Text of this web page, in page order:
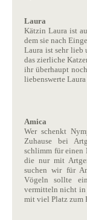
Laura
Kätzin Laura ist
dem sie nach
Laura ist sehr lieb
das zierliche
ihr überhaupt
liebenswerte
Amica
Wer schenkt
Zuhause bei
schlimm für einen
die nur mit
suchen wir für
Vögeln sollte
vermitteln nicht in
mit viel Platz zum